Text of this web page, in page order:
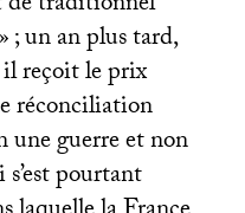
»; un an plus tard,
reçoit le prix
réconciliation
une guerre et non
s’est pourtant